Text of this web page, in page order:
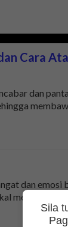
Cara
dan
dan emosi
menemui …
Sila